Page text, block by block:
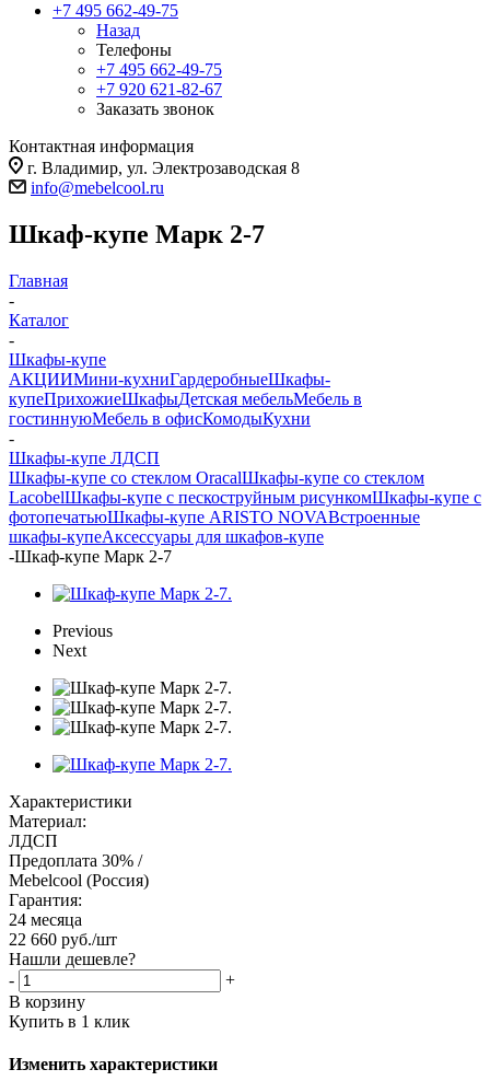
+7 495 662-49-75
Назад
Телефоны
+7 495 662-49-75
+7 920 621-82-67
Заказать звонок
Контактная информация
г. Владимир, ул. Электрозаводская 8
info@mebelcool.ru
Шкаф-купе Марк 2-7
Главная
-
Каталог
-
Шкафы-купе
АКЦИИМини-кухниГардеробныеШкафы-
купеПрихожиеШкафыДетская мебельМебель в
гостиннуюМебель в офисКомодыКухни
-
Шкафы-купе ЛДСП
Шкафы-купе со стеклом OracalШкафы-купе со стеклом
LacobelШкафы-купе с пескоструйным рисункомШкафы-купе с
фотопечатьюШкафы-купе ARISTO NOVAВстроенные
шкафы-купеАксессуары для шкафов-купе
-Шкаф-купе Марк 2-7
Previous
Next
Характеристики
Материал:
ЛДСП
Предоплата 30% /
Mebelcool (Россия)
Гарантия:
24 месяца
22 660 руб./шт
Нашли дешевле?
-
+
В корзину
Купить в 1 клик
Изменить характеристики